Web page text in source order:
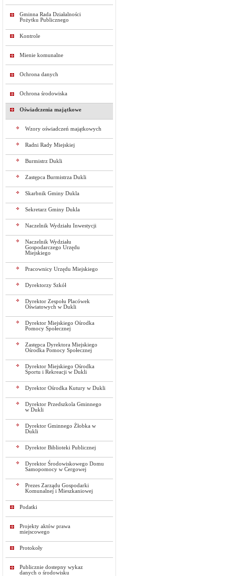
Gminna Rada Działalności
Pożytku Publicznego
Kontrole
Mienie komunalne
Ochrona danych
Ochrona środowiska
Oświadczenia majątkowe
Wzory oświadczeń majątkowych
Radni Rady Miejskiej
Burmistrz Dukli
Zastępca Burmistrza Dukli
Skarbnik Gminy Dukla
Sekretarz Gminy Dukla
Naczelnik Wydziału Inwestycji
Naczelnik Wydziału
Gospodarczego Urzędu
Miejskiego
Pracownicy Urzędu Miejskiego
Dyrektorzy Szkół
Dyrektor Zespołu Placówek
Oświatowych w Dukli
Dyrektor Miejskiego Ośrodka
Pomocy Społecznej
Zastępca Dyrektora Miejskiego
Ośrodka Pomocy Społecznej
Dyrektor Miejskiego Ośrodka
Sportu i Rekreacji w Dukli
Dyrektor Ośrodka Kutury w Dukli
Dyrektor Przedszkola Gminnego
w Dukli
Dyrektor Gminnego Żłobka w
Dukli
Dyrektor Biblioteki Publicznej
Dyrektor Środowiskowego Domu
Samopomocy w Cergowej
Prezes Zarządu Gospodarki
Komunalnej i Mieszkaniowej
Podatki
Projekty aktów prawa
miejscowego
Protokoły
Publicznie dostepny wykaz
danych o środowisku